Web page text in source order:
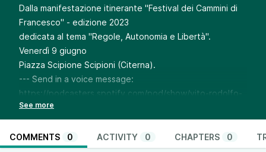
Dalla manifestazione itinerante "Festival dei Cammini di
Francesco" - edizione 2023
dedicata al tema "Regole, Autonomia e Libertà".
Venerdì 9 giugno
Piazza Scipione Scipioni (Citerna).
--- Send in a voice message:
https://podcasters.spotify.com/pod/show/vito-rodolfo-
albano7/message
COMMENTS 0 ACTIVITY 0 CHAPTERS 0